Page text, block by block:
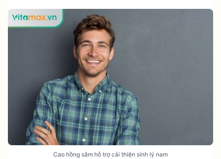
Cao hồng sâm hỗ trợ cải thiện sinh lý nam